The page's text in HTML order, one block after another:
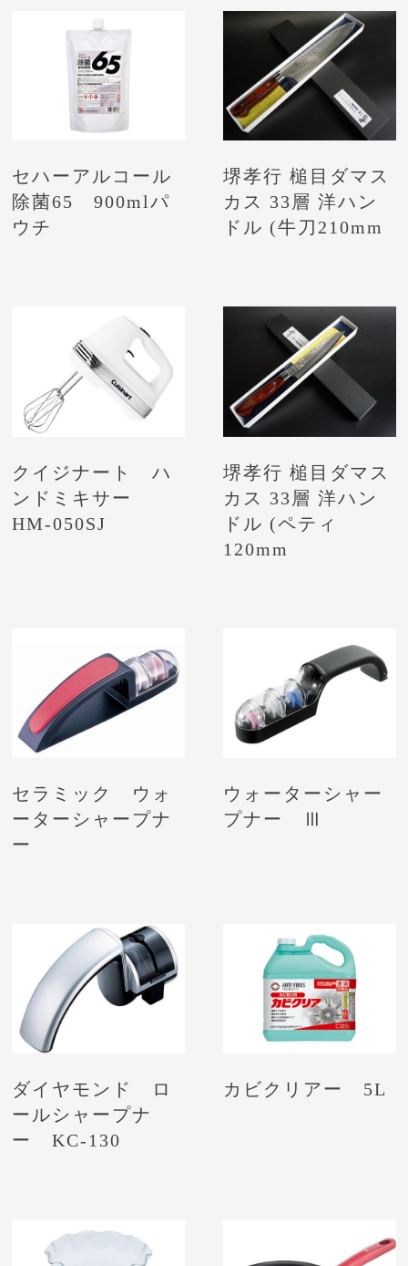
セハーアルコール
除菌65 900mlパ
ウチ
堺孝行 槌目ダマス
カス 33層 洋ハン
ドル (牛刀210mm
クイジナート ハ
ンドミキサー
HM-050SJ
堺孝行 槌目ダマス
カス 33層 洋ハン
ドル (ペティ
120mm
セラミック ウォ
ーターシャープナ
ー
ウォーターシャー
プナー Ⅲ
ダイヤモンド ロ
ールシャープナ
ー KC-130
カビクリアー 5L